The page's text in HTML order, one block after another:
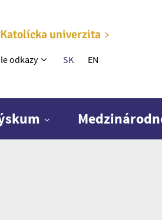
Katolícka univerzita
menu
odkazy SK EN